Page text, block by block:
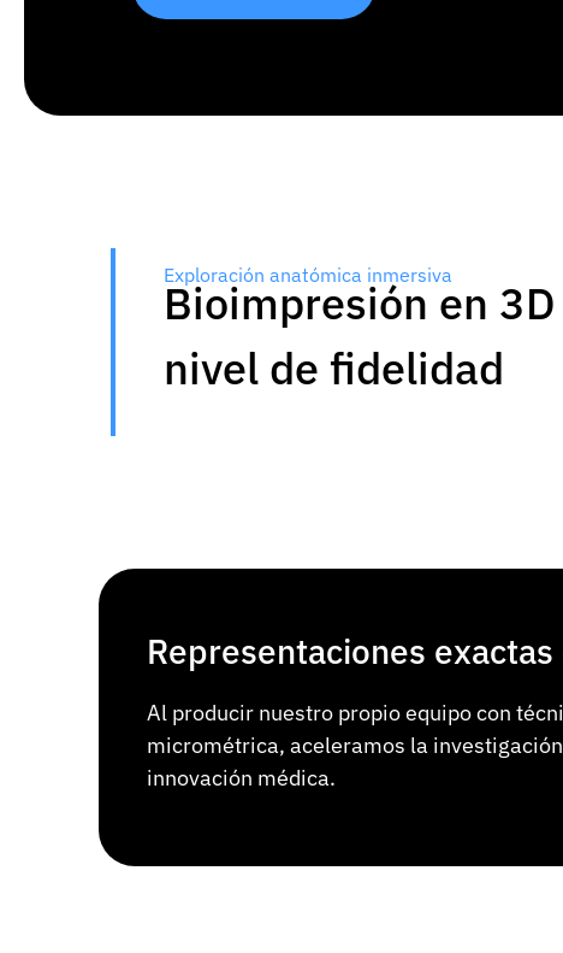
Exploración anatómica inmersiva
Bioimpresión en
nivel de fidelidad
Representaciones
Al producir nuestro propio equipo con
micrométrica, aceleramos la
innovación médica.